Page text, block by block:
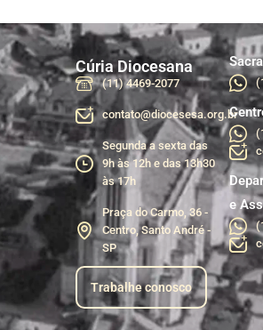
Cúria Diocesana
(11) 4469-2077
contato@diocesesa.org.br
Segunda a sexta das
9h às 12h e das 13h30
às 17h
Praça do Carmo, 36 -
Centro, Santo André -
SP
Trabalhe conosco
e